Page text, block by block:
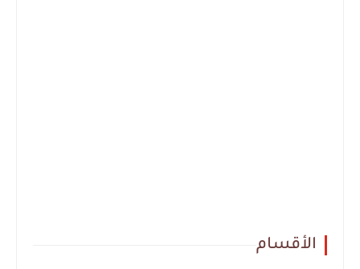
الأقسام